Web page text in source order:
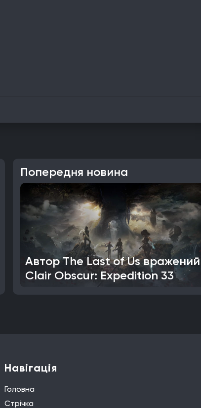
Попередня новина
Автор The Last of Us вражений
Clair Obscur: Expedition 33
Навігація
Головна
Стрічка